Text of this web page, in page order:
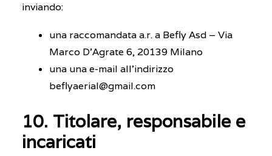
inviando:
una raccomandata a.r. a Befly Asd – Via
Marco D’Agrate 6, 20139 Milano
una una e-mail all’indirizzo
beflyaerial@gmail.com
10. Titolare, responsabile e
incaricati